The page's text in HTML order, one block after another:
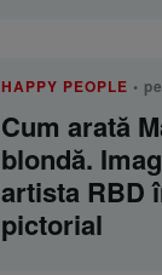
HAPPY PEOPLE •
Cum arată
blondă.
artista RBD
pictorial